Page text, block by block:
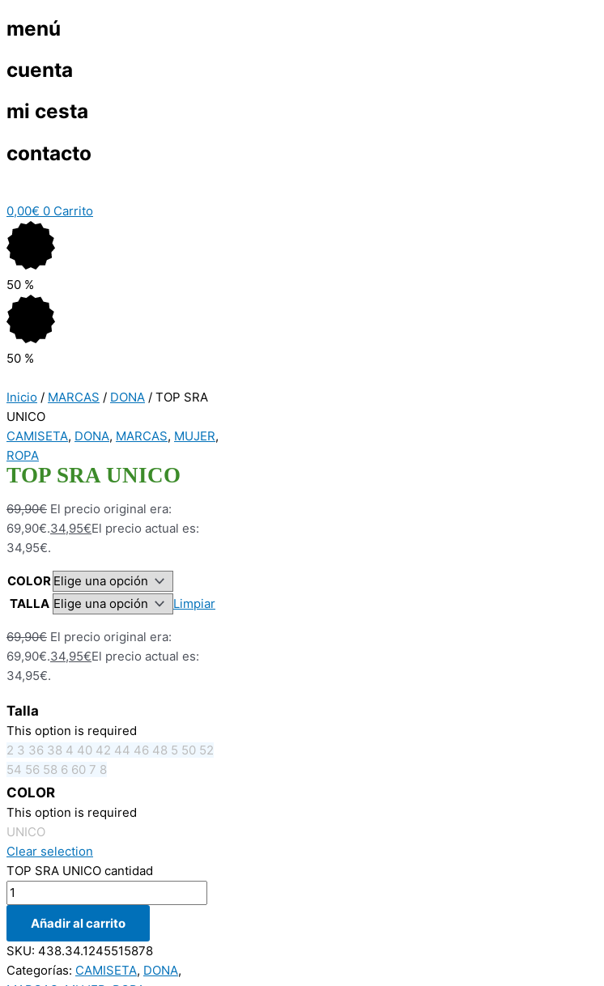
menú
cuenta
mi cesta
contacto
0,00€ 0 Carrito
50 %
50 %
Inicio / MARCAS / DONA / TOP SRA
UNICO
CAMISETA, DONA, MARCAS, MUJER,
ROPA
TOP SRA UNICO
69,90€ El precio original era:
69,90€.34,95€El precio actual es:
34,95€.
COLOR
TALLA
Limpiar
69,90€ El precio original era:
69,90€.34,95€El precio actual es:
34,95€.
Talla
This option is required
2 3 36 38 4 40 42 44 46 48 5 50 52
54 56 58 6 60 7 8
COLOR
This option is required
UNICO
Clear selection
TOP SRA UNICO cantidad
Añadir al carrito
SKU: 438.34.1245515878
Categorías: CAMISETA, DONA,